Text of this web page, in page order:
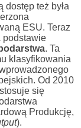
też była
ESU. Teraz
podstawie
. Ta
klasyfikowania
Od 2010
się
Produkcję,
).